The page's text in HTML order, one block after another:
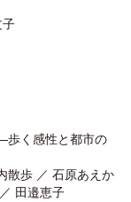
子
歩く感性と都市の
散歩 ／ 石原あえか
田邉恵子